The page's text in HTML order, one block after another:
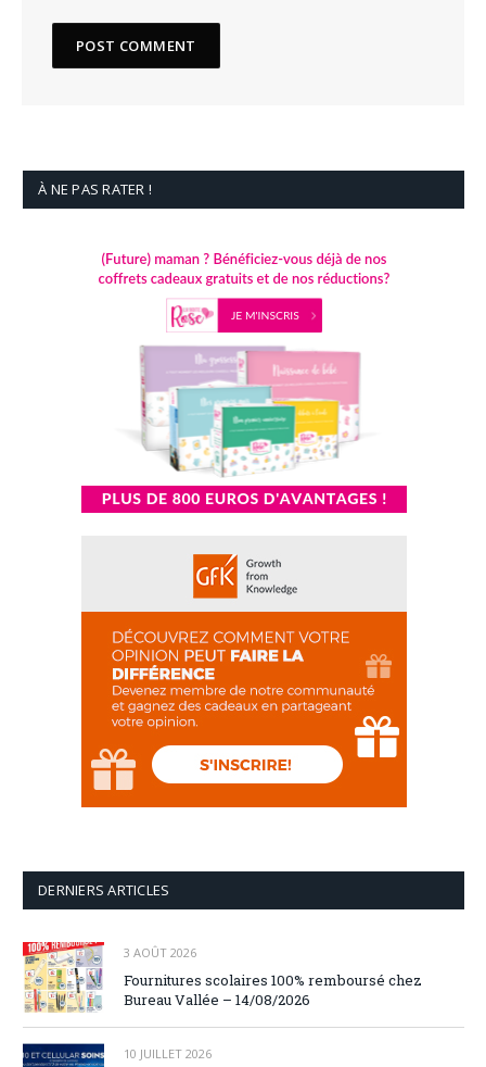
À NE PAS RATER !
DERNIERS ARTICLES
3 AOÛT 2026
Fournitures scolaires 100% remboursé chez
Bureau Vallée – 14/08/2026
10 JUILLET 2026